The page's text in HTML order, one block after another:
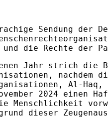
Sendung der
die Rechte der
Jahr strich die
Al-
2024 einen
Menschlichkeit
dieser